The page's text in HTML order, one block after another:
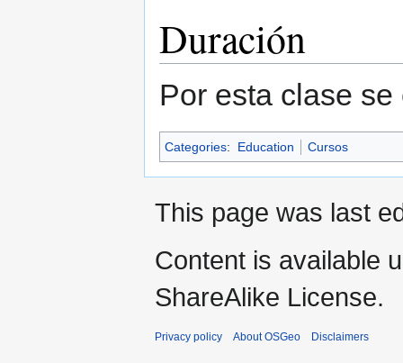
Duración
Por esta clase
Categories: Education Cursos
This page was last
Content is available
ShareAlike License.
Privacy policy About OSGeo Disclaimers